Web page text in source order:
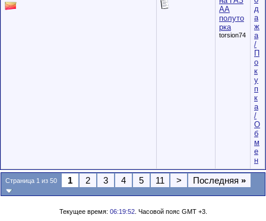
АА
полуто
рка
torsion74
д
а
ж
а
/
П
о
к
у
п
к
а
/
О
б
м
е
н
Страница 1 из 50 1 2 3 4 5 11 > Последняя »
Текущее время: 06:19:52. Часовой пояс GMT +3.